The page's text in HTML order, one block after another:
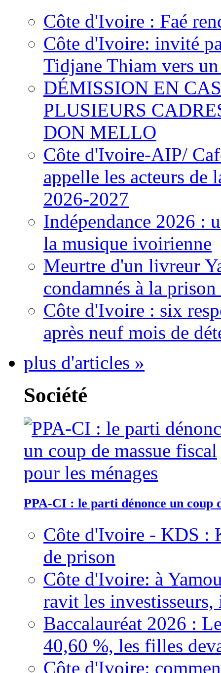
Côte d'Ivoire : Faé
Côte d'Ivoire: invité
Tidjane Thiam vers
DÉMISSION EN
PLUSIEURS
DON MELLO
Côte d'Ivoire-AIP/
appelle les acteurs de
2026-2027
Indépendance 2026 :
la musique ivoirienne
Meurtre d'un livreur
condamnés à la
Côte d'Ivoire : six
après neuf mois de
plus d'articles »
Société
PPA-CI : le parti dénonce un coup
Côte d'Ivoire - KDS :
de prison
Côte d'Ivoire: à
ravit les
Baccalauréat 2026 :
40,60 %, les filles
Côte d'Ivoire: